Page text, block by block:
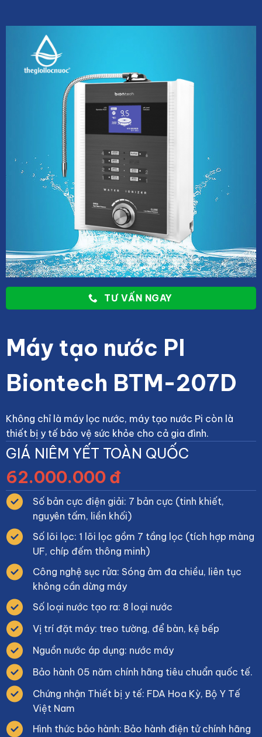
TƯ VẤN NGAY
Máy tạo nước PI
Biontech BTM-207D
Không chỉ là máy lọc nước, máy tạo nước Pi còn là
thiết bị y tế bảo vệ sức khỏe cho cả gia đình.
GIÁ NIÊM YẾT TOÀN QUỐC
62.000.000 đ
Số bản cực điện giải: 7 bản cực (tinh khiết,
nguyên tấm, liền khối)
Số lõi lọc: 1 lõi lọc gồm 7 tầng lọc (tích hợp màng
UF, chíp đếm thông minh)
Công nghệ sục rửa: Sóng âm đa chiều, liên tục
không cần dừng máy
Số loại nước tạo ra: 8 loại nước
Vị trí đặt máy: treo tường, để bàn, kệ bếp
Nguồn nước áp dụng: nước máy
Bảo hành 05 năm chính hãng tiêu chuẩn quốc tế.
Chứng nhận Thiết bị y tế: FDA Hoa Kỳ, Bộ Y Tế
Việt Nam
Hình thức bảo hành: Bảo hành điện tử chính hãng